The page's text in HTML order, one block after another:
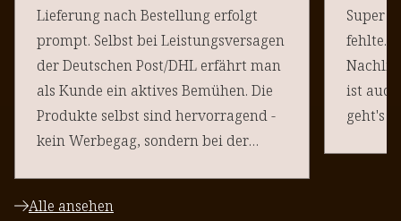
Lieferung nach Bestellung erfolgt
prompt. Selbst bei Leistungsversagen
der Deutschen Post/DHL erfährt man
als Kunde ein aktives Bemühen. Die
Produkte selbst sind hervorragend -
kein Werbegag, sondern bei der
und fragen in diesen Tagen umso
Super
fehlte.
ist
geht's
Alle ansehen